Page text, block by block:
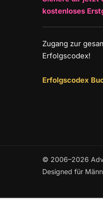
kostenloses
Zugang zur
Erfolgscodex!
Erfolgscodex
© 2006–2026
Designed für